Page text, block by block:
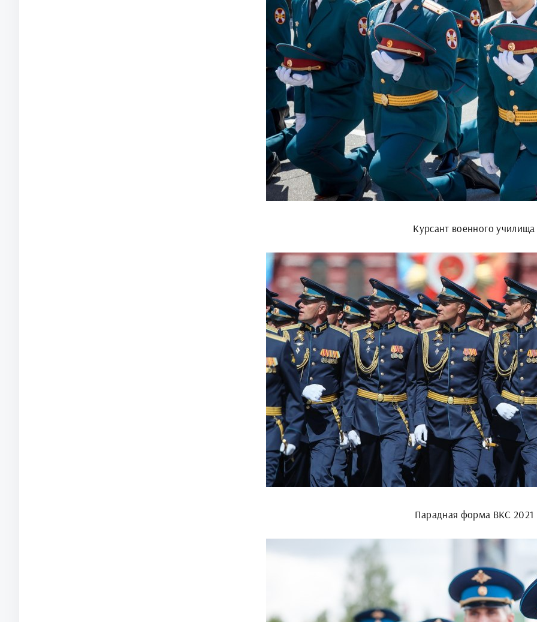
Курсант военного училища
Парадная форма ВКС 2021